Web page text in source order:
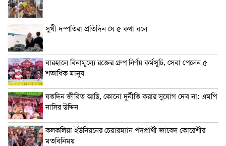
সুখী দম্পতিরা প্রতিদিন যে ৫ কথা বলে
বারহালে বিনামূল্যে রক্তের গ্রুপ নির্ণয় কর্মসূচি, সেবা পেলেন ৫
শতাধিক মানুষ
যতদিন জীবিত আছি, কোনো দুর্নীতি করার সুযোগ দেব না: এমপি
নাসির উদ্দিন
কলকলিয়া ইউনিয়নের চেয়ারম্যান পদপ্রার্থী জাবেদ কোরেশীর
মতবিনিময়